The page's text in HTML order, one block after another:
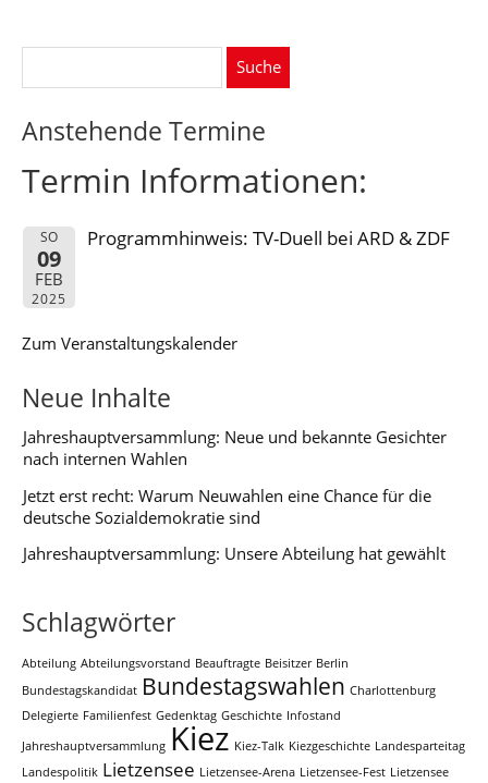
Anstehende Termine
Termin Informationen:
SO
09
FEB
2025
Programmhinweis: TV-Duell bei ARD & ZDF
Zum Veranstaltungskalender
Neue Inhalte
Jahreshauptversammlung: Neue und bekannte Gesichter
nach internen Wahlen
Jetzt erst recht: Warum Neuwahlen eine Chance für die
deutsche Sozialdemokratie sind
Jahreshauptversammlung: Unsere Abteilung hat gewählt
Schlagwörter
Abteilung Abteilungsvorstand Beauftragte Beisitzer Berlin
Bundestagskandidat Bundestagswahlen Charlottenburg
Delegierte Familienfest Gedenktag Geschichte Infostand
Jahreshauptversammlung Kiez Kiez-Talk Kiezgeschichte Landesparteitag
Landespolitik Lietzensee Lietzensee-Arena Lietzensee-Fest Lietzensee